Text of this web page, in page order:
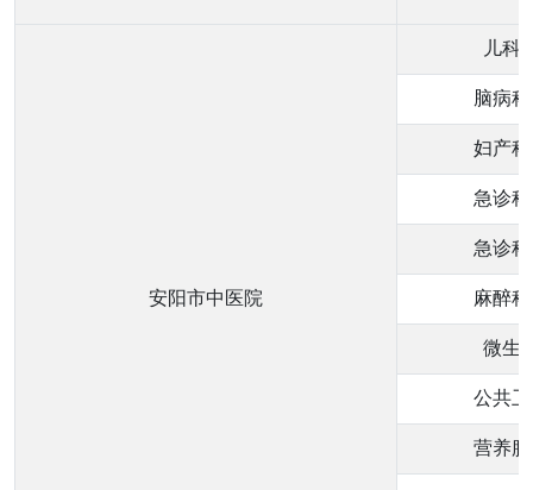
安阳市中医院
儿科
脑病
妇产
急诊
急诊
麻醉
微生
公共
营养